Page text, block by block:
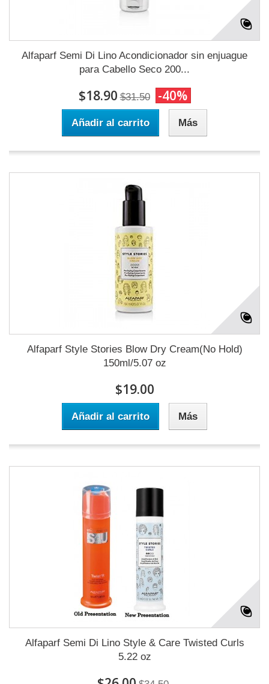
Alfaparf Semi Di Lino Acondicionador sin enjuague
para Cabello Seco 200...
$18.90 $31.50 -40%
Añadir al carrito Más
Alfaparf Style Stories Blow Dry Cream(No Hold)
150ml/5.07 oz
$19.00
Añadir al carrito Más
Alfaparf Semi Di Lino Style & Care Twisted Curls
5.22 oz